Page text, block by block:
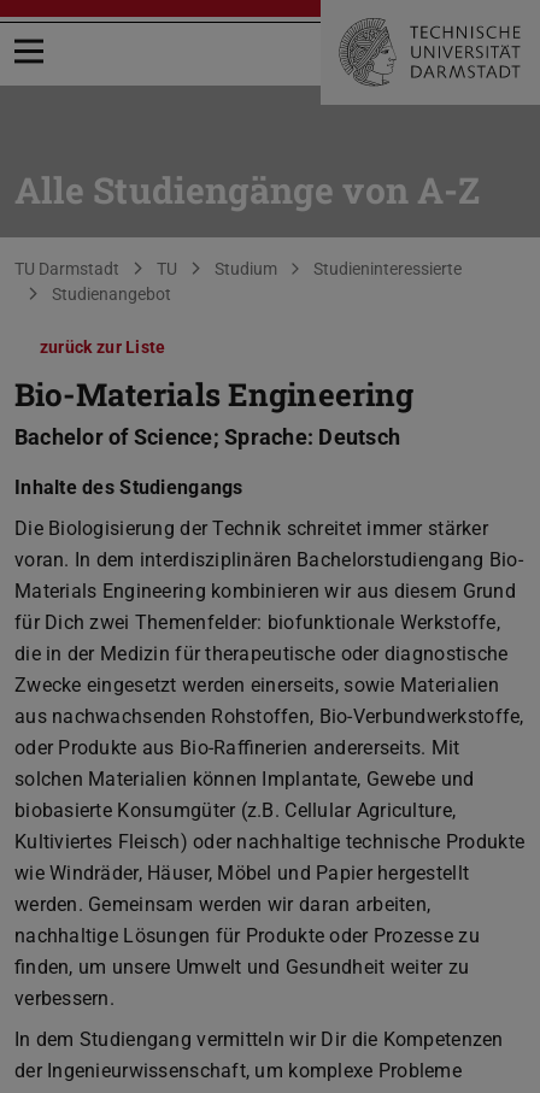
Menü öffnen
Alle Studiengänge von A-Z
Sie befinden sich hier:
TU Darmstadt TU Studium
Studieninteressierte
Studienangebot
zurück zur Liste
Bio-Materials Engineering
Bachelor of Science; Sprache: Deutsch
Inhalte des Studiengangs
Die Biologisierung der Technik schreitet immer stärker
voran. In dem interdisziplinären Bachelorstudiengang Bio-
Materials Engineering kombinieren wir aus diesem Grund
für Dich zwei Themenfelder: biofunktionale Werkstoffe,
die in der Medizin für therapeutische oder diagnostische
Zwecke eingesetzt werden einerseits, sowie Materialien
aus nachwachsenden Rohstoffen, Bio-Verbundwerkstoffe,
oder Produkte aus Bio-Raffinerien andererseits. Mit
solchen Materialien können Implantate, Gewebe und
biobasierte Konsumgüter (z.B. Cellular Agriculture,
Kultiviertes Fleisch) oder nachhaltige technische Produkte
wie Windräder, Häuser, Möbel und Papier hergestellt
werden. Gemeinsam werden wir daran arbeiten,
nachhaltige Lösungen für Produkte oder Prozesse zu
finden, um unsere Umwelt und Gesundheit weiter zu
verbessern.
In dem Studiengang vermitteln wir Dir die Kompetenzen
der Ingenieurwissenschaft, um komplexe Probleme